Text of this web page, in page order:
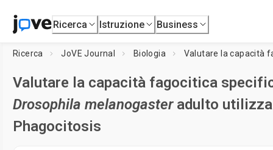
Ricerca Istruzione Business
Ricerca JoVE Journal Biologia Valutare la capacità
Valutare la capacità fagocitica
Drosophila melanogasteradulto
Phagocitosis